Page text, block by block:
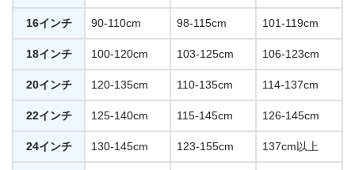
16インチ 90-110cm 98-115cm 101-119cm
18インチ 100-120cm 103-125cm 106-123cm
20インチ 120-135cm 110-135cm 114-137cm
22インチ 125-140cm 115-145cm 126-145cm
24インチ 130-145cm 123-155cm 137cm以上